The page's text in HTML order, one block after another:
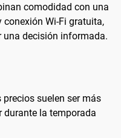
comodidad con una
Wi-Fi gratuita,
una decisión informada.
suelen ser más
durante la temporada